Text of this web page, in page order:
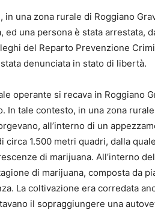
una zona rurale di Roggiano
ed una persona è stata arrestata,
del Reparto Prevenzione
denunciata in stato di libertà.
operante si recava in Roggiano
In tale contesto, in una zona
all’interno di un
circa 1.500 metri quadri, dalla
di marijuana. All’interno
di marijuana, composta da
La coltivazione era corredata
il sopraggiungere una